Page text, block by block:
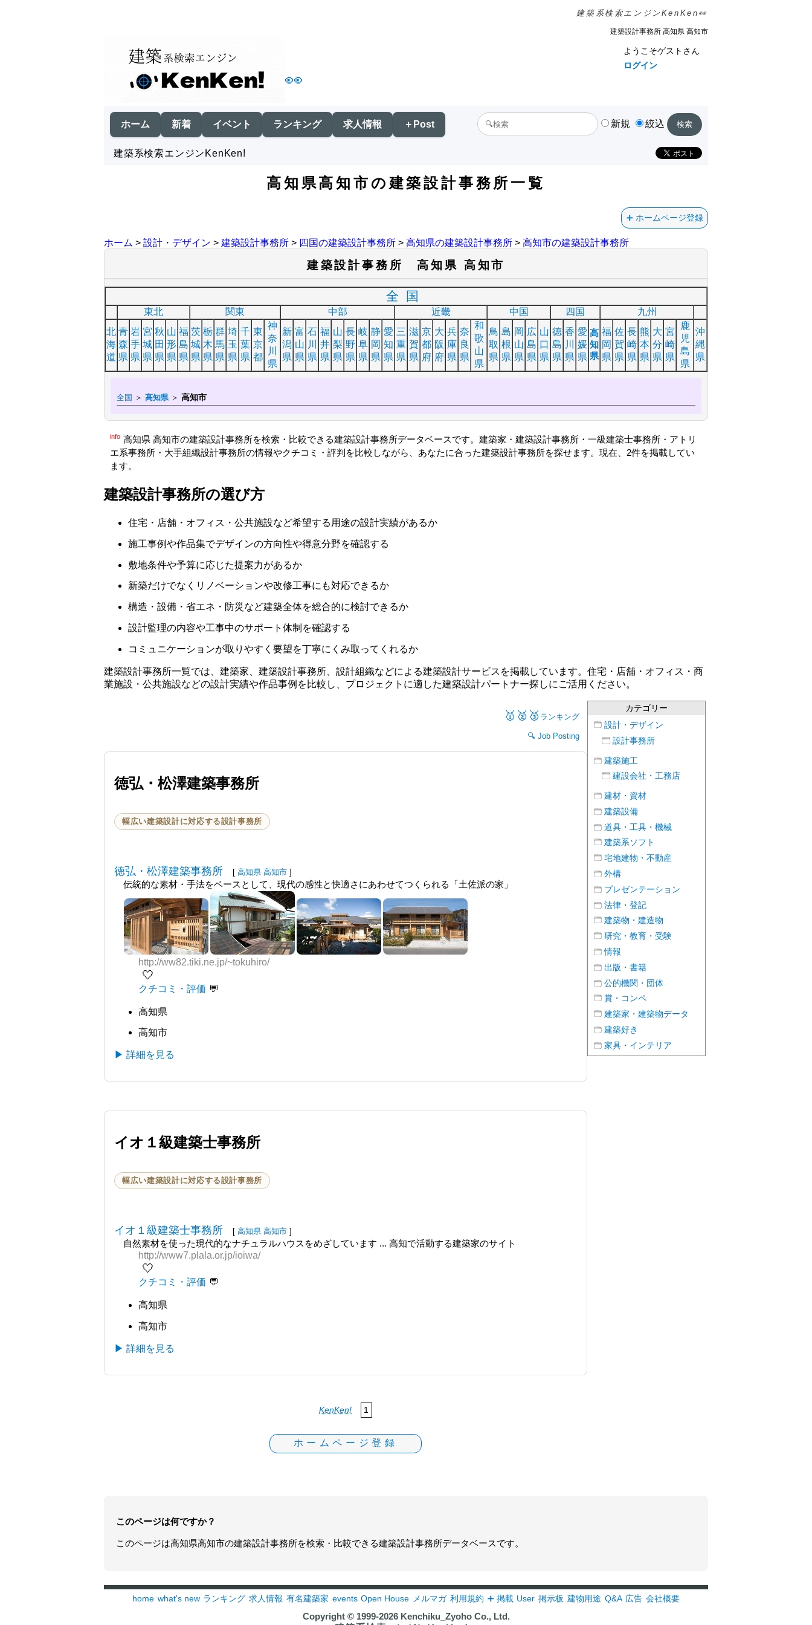
建築系検索エンジンKenKen👀
建築設計事務所 高知県 高知市
👀
ようこそゲストさん
ログイン
ホーム 新着 イベント ランキング 求人情報 ＋Post 新規 絞込
建築系検索エンジンKenKen!
高知県高知市の建築設計事務所一覧
ホームページ登録
ホーム > 設計・デザイン > 建築設計事務所 > 四国の建築設計事務所 > 高知県の建築設計事務所 > 高知市の建築設計事務所
建築設計事務所 高知県 高知市
全国
東北 関東 中部 近畿 中国 四国
九州
北
海
道
青
森
県
岩
手
県
宮
城
県
秋
田
県
山
形
県
福
島
県
茨
城
県
栃
木
県
群
馬
県
埼
玉
県
千
葉
県
東
京
都
神
奈
川
県
新
潟
県
富
山
県
石
川
県
福
井
県
山
梨
県
長
野
県
岐
阜
県
静
岡
県
愛
知
県
三
重
県
滋
賀
県
京
都
府
大
阪
府
兵
庫
県
奈
良
県
和
歌
山
県
鳥
取
県
島
根
県
岡
山
県
広
島
県
山
口
県
徳
島
県
香
川
県
愛
媛
県
高
知
県
福
岡
県
佐
賀
県
長
崎
県
熊
本
県
大
分
県
宮
崎
県
鹿
児
島
県
沖
縄
県
全国 ＞ 高知県 ＞ 高知市
info 高知県 高知市の建築設計事務所を検索・比較できる建築設計事務所データベースです。建築家・建築設計事務所・一級建築士事務所・アトリ
エ系事務所・大手組織設計事務所の情報やクチコミ・評判を比較しながら、あなたに合った建築設計事務所を探せます。現在、2件を掲載してい
ます。
建築設計事務所の選び方
住宅・店舗・オフィス・公共施設など希望する用途の設計実績があるか
施工事例や作品集でデザインの方向性や得意分野を確認する
敷地条件や予算に応じた提案力があるか
新築だけでなくリノベーションや改修工事にも対応できるか
構造・設備・省エネ・防災など建築全体を総合的に検討できるか
設計監理の内容や工事中のサポート体制を確認する
コミュニケーションが取りやすく要望を丁寧にくみ取ってくれるか
建築設計事務所一覧では、建築家、建築設計事務所、設計組織などによる建築設計サービスを掲載しています。住宅・店舗・オフィス・商
業施設・公共施設などの設計実績や作品事例を比較し、プロジェクトに適した建築設計パートナー探しにご活用ください。
🥇🥈🥉 ランキング
Job Posting
徳弘・松澤建築事務所
幅広い建築設計に対応する設計事務所
徳弘・松澤建築事務所 [ 高知県 高知市 ]
伝統的な素材・手法をベースとして、現代の感性と快適さにあわせてつくられる「土佐派の家」
http://ww82.tiki.ne.jp/~tokuhiro/
🤍
クチコミ・評価
高知県
高知市
▶ 詳細を見る
イオ１級建築士事務所
幅広い建築設計に対応する設計事務所
イオ１級建築士事務所 [ 高知県 高知市 ]
自然素材を使った現代的なナチュラルハウスをめざしています ... 高知で活動する建築家のサイト
http://www7.plala.or.jp/ioiwa/
🤍
クチコミ・評価
高知県
高知市
▶ 詳細を見る
KenKen! 1
ホームページ登録
カテゴリー
設計・デザイン
設計事務所
建築施工
建設会社・工務店
建材・資材
建築設備
道具・工具・機械
建築系ソフト
宅地建物・不動産
外構
プレゼンテーション
法律・登記
建築物・建造物
研究・教育・受験
情報
出版・書籍
公的機関・団体
賞・コンペ
建築家・建築物データ
建築好き
家具・インテリア
このページは何ですか？
このページは高知県高知市の建築設計事務所を検索・比較できる建築設計事務所データベースです。
home what's new ランキング 求人情報 有名建築家 events Open House メルマガ 利用規約 ➕ 掲載 User 掲示板 建物用途 Q&A 広告 会社概要
Copyright © 1999-2026 Kenchiku_Zyoho Co., Ltd.